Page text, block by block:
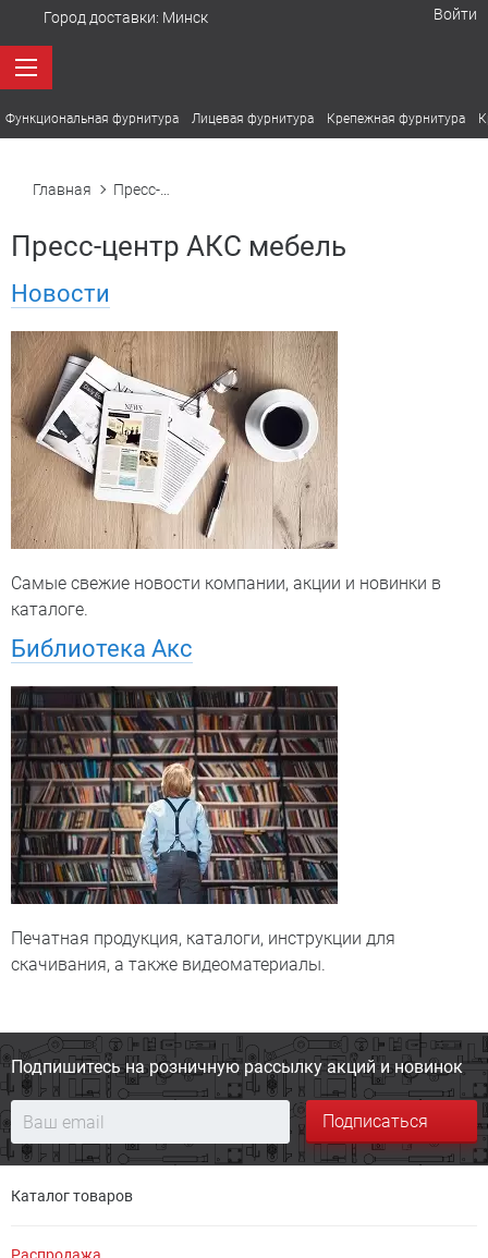
Город доставки: Минск Войти
Функциональная фурнитура Лицевая фурнитура Крепежная фурнитура
Главная
Пресс-центр АКС мебель
Новости
Самые свежие новости компании, акции и новинки в
каталоге.
Библиотека Акс
Печатная продукция, каталоги, инструкции для
скачивания, а также видеоматериалы.
Подпишитесь на розничную рассылку акций и новинок
Подписаться
Каталог товаров